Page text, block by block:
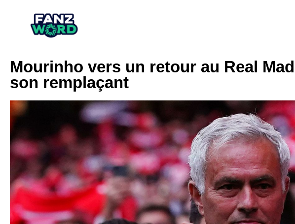
Mourinho vers un retour au Real
son remplaçant